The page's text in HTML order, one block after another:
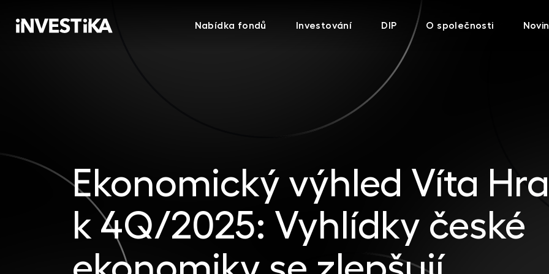
Nabídka fondů Investování DIP O společnosti
Ekonomický výhled Víta
k 4Q/2025: Vyhlídky české